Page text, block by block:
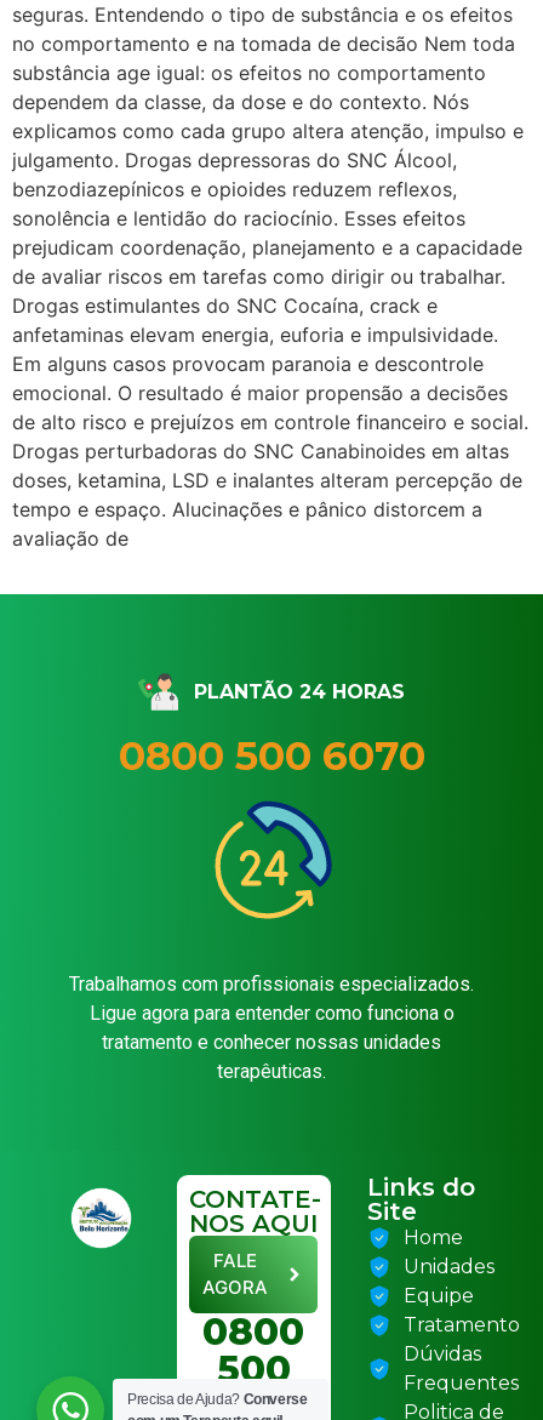
seguras. Entendendo o tipo de substância e os efeitos
no comportamento e na tomada de decisão Nem toda
substância age igual: os efeitos no comportamento
dependem da classe, da dose e do contexto. Nós
explicamos como cada grupo altera atenção, impulso e
julgamento. Drogas depressoras do SNC Álcool,
benzodiazepínicos e opioides reduzem reflexos,
sonolência e lentidão do raciocínio. Esses efeitos
prejudicam coordenação, planejamento e a capacidade
de avaliar riscos em tarefas como dirigir ou trabalhar.
Drogas estimulantes do SNC Cocaína, crack e
anfetaminas elevam energia, euforia e impulsividade.
Em alguns casos provocam paranoia e descontrole
emocional. O resultado é maior propensão a decisões
de alto risco e prejuízos em controle financeiro e social.
Drogas perturbadoras do SNC Canabinoides em altas
doses, ketamina, LSD e inalantes alteram percepção de
tempo e espaço. Alucinações e pânico distorcem a
avaliação de
PLANTÃO 24 HORAS
0800 500 6070
Trabalhamos com profissionais especializados.
Ligue agora para entender como funciona o
tratamento e conhecer nossas unidades
terapêuticas.
CONTATE-
NOS AQUI
FALE
AGORA
0800
500
6070
Links do
Site
Home
Unidades
Equipe
Tratamento
Dúvidas
Frequentes
Politica de
Precisa de Ajuda? Converse